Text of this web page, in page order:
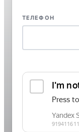
ТЕЛЕФОН